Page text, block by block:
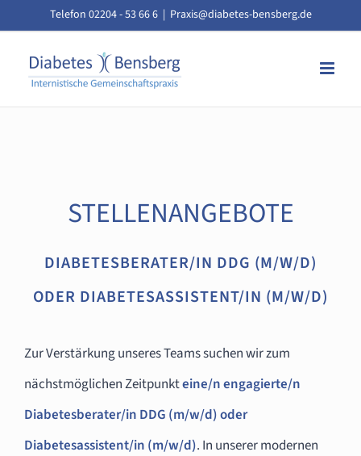
springen
Telefon 02204 - 53 66 6 | Praxis@diabetes-bensberg.de
STELLENANGEBOTE
DIABETESBERATER/IN DDG (M/W/D)
ODER DIABETESASSISTENT/IN (M/W/D)
Zur Verstärkung unseres Teams suchen wir zum
nächstmöglichen Zeitpunkteine/nengagierte/n
Diabetesberater/in DDG (m/w/d) oder
Diabetesassistent/in (m/w/d). In unserer modernen